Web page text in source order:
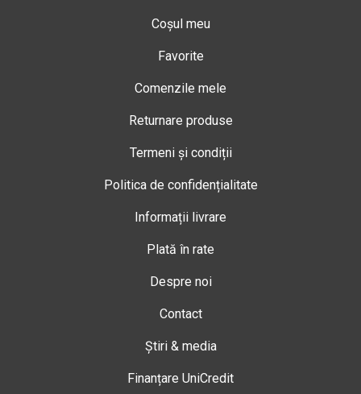
Coșul meu
Favorite
Comenzile mele
Returnare produse
Termeni și condiții
Politica de confidențialitate
Informații livrare
Plată în rate
Despre noi
Contact
Știri & media
Finanțare UniCredit